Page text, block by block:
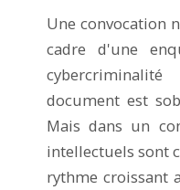
Une convocation
cadre d'une
document est
Mais dans un
intellectuels sont
rythme croissant